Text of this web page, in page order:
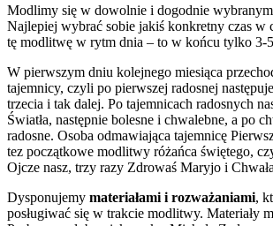
Modlimy się w dowolnie i dogodnie wybranym
Najlepiej wybrać sobie jakiś konkretny czas w
tę modlitwę w rytm dnia – to w końcu tylko 3-
W pierwszym dniu kolejnego miesiąca
tajemnicy, czyli po pierwszej radosnej
trzecia i tak dalej. Po tajemnicach radosnych
Światła, następnie bolesne i chwalebne, a po
radosne. Osoba odmawiająca tajemnicę
tez początkowe modlitwy różańca świętego,
Ojcze nasz, trzy razy Zdrowaś Maryjo i
Dysponujemy materiałami i rozważaniami,
posługiwać się w trakcie modlitwy. Materiały